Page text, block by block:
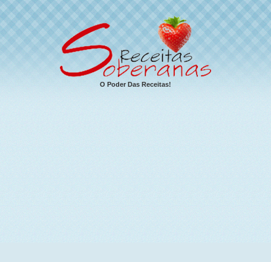
O Poder Das Receitas!